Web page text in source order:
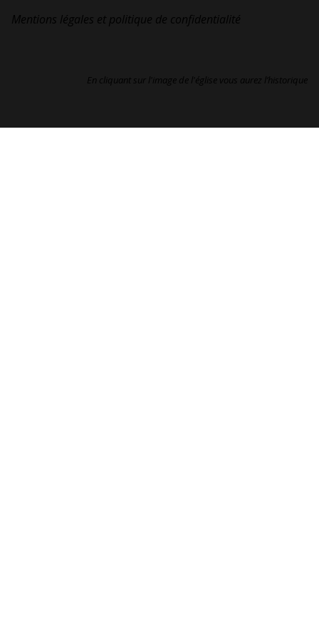
Mentions légales et politique de confidentialité
En cliquant sur l'image de l'église vous aurez l’historique